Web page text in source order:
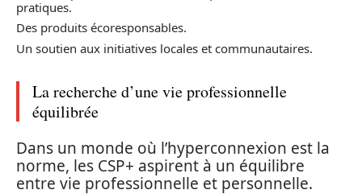
pratiques.
Des produits écoresponsables.
Un soutien aux initiatives locales et communautaires.
La recherche d’une vie professionnelle
équilibrée
Dans un monde où l’hyperconnexion est la
norme, les CSP+ aspirent à un équilibre
entre vie professionnelle et personnelle.